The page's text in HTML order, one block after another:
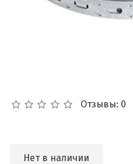
Отзывы: 0
Нет в наличии